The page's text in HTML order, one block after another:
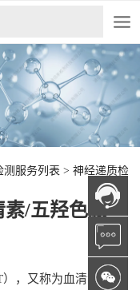
测服务列表 > 神经递质检
/五羟色胺
），又称为血清素，